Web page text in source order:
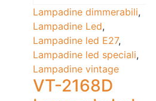
Lampadine dimmerabili,
Lampadine Led,
Lampadine led E27,
Lampadine led speciali,
Lampadine vintage
VT-2168D